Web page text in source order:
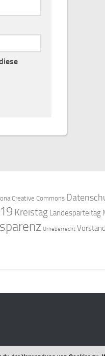
Creative Commons
Kreistag Landesparteitag
Urheberrecht Vorstand